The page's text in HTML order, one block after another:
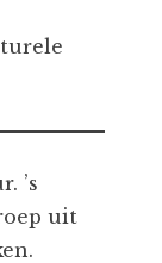
’s
uit